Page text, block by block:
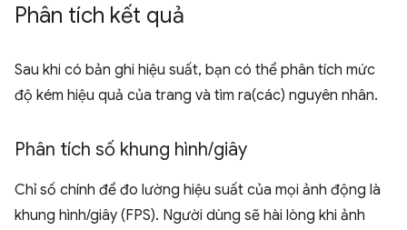
Phân tích kết quả
Sau khi có bản ghi hiệu suất, bạn có thể phân tích mức
độ kém hiệu quả của trang và tìm ra(các) nguyên nhân.
Phân tích số khung hình/giây
Chỉ số chính để đo lường hiệu suất của mọi ảnh động là
khung hình/giây (FPS). Người dùng sẽ hài lòng khi ảnh